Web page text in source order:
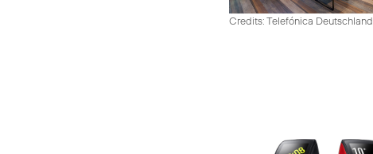
Credits: Telefónica Deutschland